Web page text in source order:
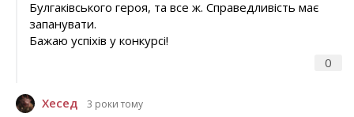
0
Булгаківського героя, та все ж. Справедливість має
запанувати.
Бажаю успіхів у конкурсі!
Хесед 3 роки тому